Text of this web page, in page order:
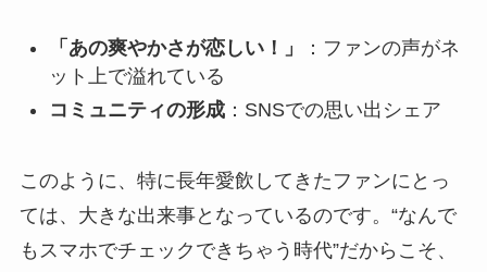
「あの爽やかさが恋しい！」
：ファンの声がネ
ット上で溢れている
コミュニティの形成：SNSでの思い出シェア
このように、特に長年愛飲してきたファンにとっ
ては、大きな出来事となっているのです。“なんで
もスマホでチェックできちゃう時代”だからこそ、